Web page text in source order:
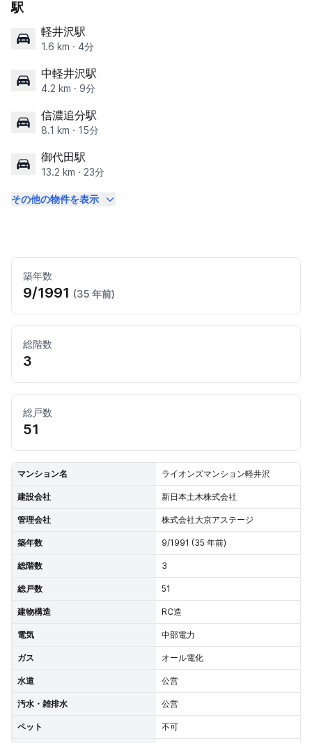
駅
軽井沢駅
1.6 km · 4分
中軽井沢駅
4.2 km · 9分
信濃追分駅
8.1 km · 15分
御代田駅
13.2 km · 23分
その他の物件を表示
築年数
9/1991 (35 年前)
総階数
3
総戸数
51
マンション名 ライオンズマンション軽井沢
建設会社 新日本土木株式会社
管理会社 株式会社大京アステージ
築年数 9/1991 (35 年前)
総階数 3
総戸数 51
建物構造 RC造
電気 中部電力
ガス オール電化
水道 公営
汚水・雑排水 公営
ペット 不可